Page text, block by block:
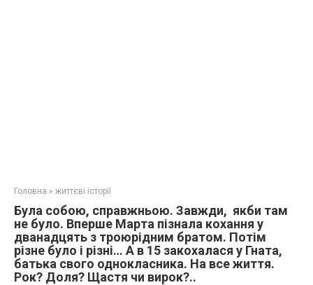
Головна » життєві історії
Була собою, справжньою. Завжди, якби там
не було. Вперше Марта пізнала кохання у
дванадцять з троюрідним братом. Потім
різне було і різні… А в 15 закохалася у Гната,
батька свого однокласника. На все життя.
Рок? Доля? Щастя чи вирок?..